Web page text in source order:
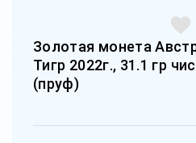
Золотая монета
Тигр 2022г., 31.1 гр
(пруф)